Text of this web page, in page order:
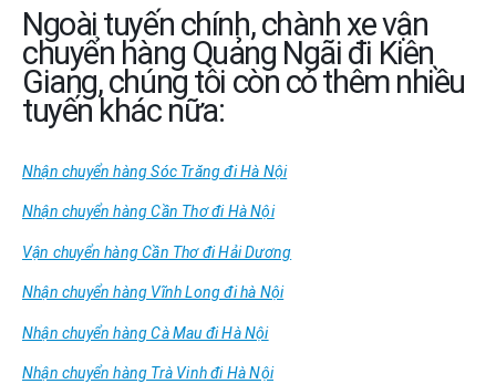
Ngoài tuyến chính, chành xe vận
chuyển hàng Quảng Ngãi đi Kiên
Giang, chúng tôi còn có thêm nhiều
tuyến khác nữa:
Nhận chuyển hàng Sóc Trăng đi Hà Nội
Nhận chuyển hàng Cần Thơ đi Hà Nội
Vận chuyển hàng Cần Thơ đi Hải Dương
Nhận chuyển hàng Vĩnh Long đi hà Nội
Nhận chuyển hàng Cà Mau đi Hà Nội
Nhận chuyển hàng Trà Vinh đi Hà Nội